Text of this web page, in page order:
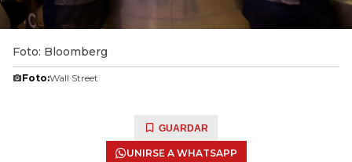
Foto: Bloomberg
Foto:Wall Street
GUARDAR
UNIRSE A WHATSAPP